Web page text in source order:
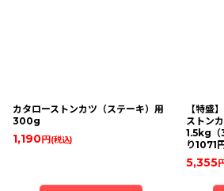
カタローストンカツ（ステーキ）用
300g
1,190円 (税込)
【特盛
ストン
1.5kg（
り1071
5,355